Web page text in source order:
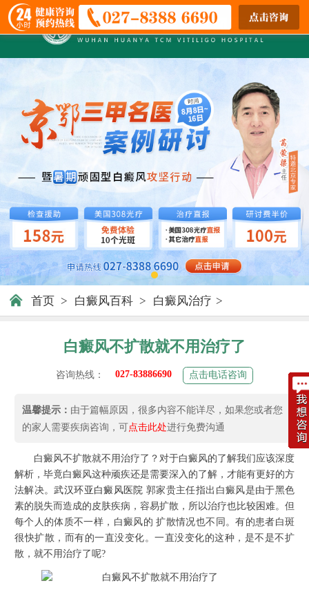
首页 > 白癜风百科 > 白癜风治疗 >
白癜风不扩散就不用治疗了
咨询热线： 027-83886690 点击电话咨询
温馨提示： 由于篇幅原因，很多内容不能详尽，如果您或者您
的家人需要疾病咨询，可点击此处进行免费沟通
白癜风不扩散就不用治疗了？对于白癜风的了解我们应该深度
解析，毕竟白癜风这种顽疾还是需要深入的了解，才能有更好的方
法解决。武汉环亚白癜风医院 郭家贵主任指出白癜风是由于黑色
素的脱失而造成的皮肤疾病，容易扩散，所以治疗也比较困难。但
每个人的体质不一样，白癜风的 扩散情况也不同。有的患者白斑
很快扩散，而有的一直没变化。一直没变化的这种，是不是不扩
散，就不用治疗了呢?